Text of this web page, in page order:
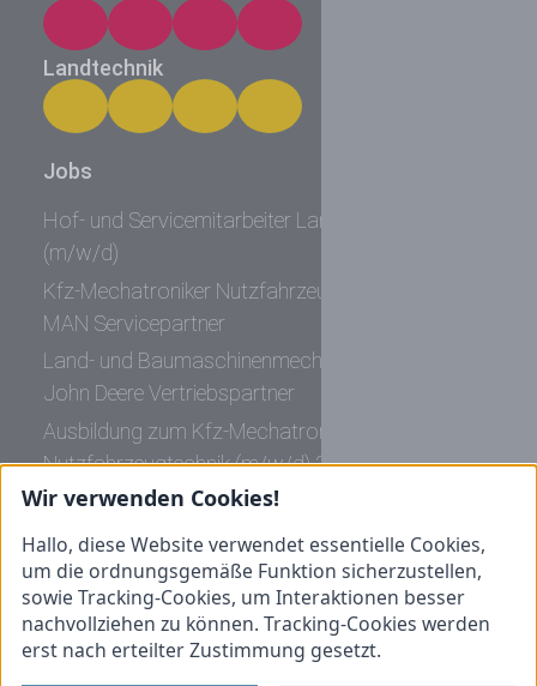
Landtechnik
Jobs
Hof- und Servicemitarbeiter Landmaschinen
(m/w/d)
Kfz-Mechatroniker Nutzfahrzeugtechnik (m/w/d)
MAN Servicepartner
Land- und Baumaschinenmechatroniker (m/w/d)
John Deere Vertriebspartner
Ausbildung zum Kfz-Mechatroniker
Nutzfahrzeugtechnik (m/w/d) 2027
Werkstattmeister Nutzfahrzeugtechnik (m/w/d)
MAN Servicepartner
Informationen
Initiativbewerbung
Wir verwenden Cookies!
Hallo, diese Website verwendet essentielle Cookies,
um die ordnungsgemäße Funktion sicherzustellen,
sowie Tracking-Cookies, um Interaktionen besser
nachvollziehen zu können. Tracking-Cookies werden
erst nach erteilter Zustimmung gesetzt.